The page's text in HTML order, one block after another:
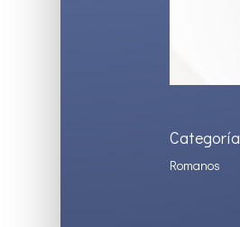
Categoría
Romanos